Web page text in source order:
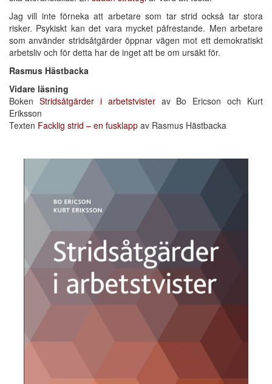
Jag vill inte förneka att arbetare som tar strid också tar stora
risker. Psykiskt kan det vara mycket påfrestande. Men arbetare
som använder stridsåtgärder öppnar vägen mot ett demokratiskt
arbetsliv och för detta har de inget att be om ursäkt för.
Rasmus Hästbacka
Vidare läsning
Boken Stridsåtgärder i arbetstvisterav Bo Ericson och Kurt
Eriksson
Texten Facklig strid – en fusklapp av Rasmus Hästbacka